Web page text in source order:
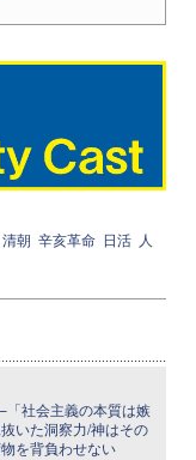
清朝 辛亥革命 日活 人
社会主義の本質は嫉
いた洞察力/神はその
を背負わせない